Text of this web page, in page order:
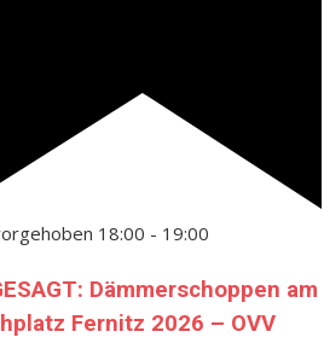
18:00 - 19:00
Dämmerschoppen am
Fernitz 2026 – OVV